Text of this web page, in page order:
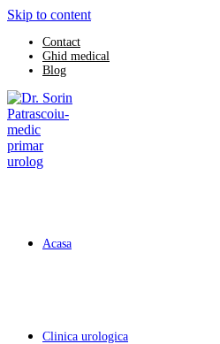
Skip to content
Contact
Ghid medical
Blog
Acasa
Clinica urologica